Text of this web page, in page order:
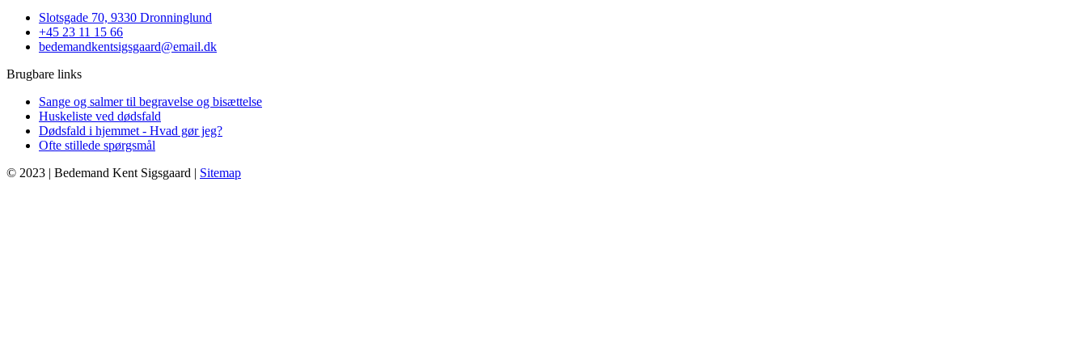
Slotsgade 70, 9330 Dronninglund
+45 23 11 15 66
bedemandkentsigsgaard@email.dk
Brugbare links
Sange og salmer til begravelse og bisættelse
Huskeliste ved dødsfald
Dødsfald i hjemmet - Hvad gør jeg?
Ofte stillede spørgsmål
© 2023 | Bedemand Kent Sigsgaard | Sitemap